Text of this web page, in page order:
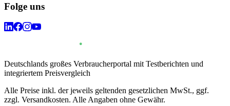
Folge uns
Deutschlands großes Verbraucherportal mit Testberichten und
integriertem Preisvergleich
Alle Preise inkl. der jeweils geltenden gesetzlichen MwSt., ggf.
zzgl. Versandkosten. Alle Angaben ohne Gewähr.